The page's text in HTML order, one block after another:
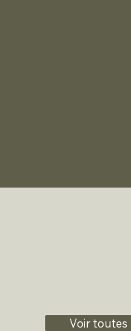
Voir toutes